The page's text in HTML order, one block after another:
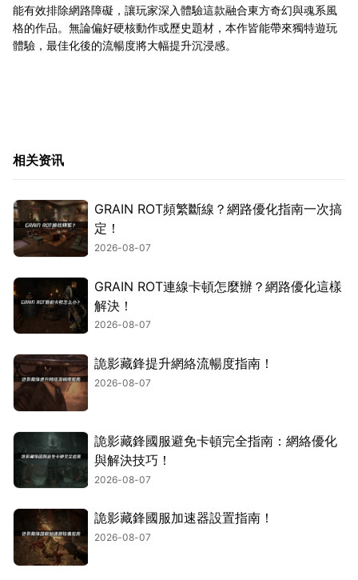
能有效排除網路障礙，讓玩家深入體驗這款融合東方奇幻與魂系風
格的作品。無論偏好硬核動作或歷史題材，本作皆能帶來獨特遊玩
體驗，最佳化後的流暢度將大幅提升沉浸感。
相关资讯
GRAIN ROT頻繁斷線？網路優化指南一次搞
定！
2026-08-07
GRAIN ROT連線卡頓怎麼辦？網路優化這樣
解決！
2026-08-07
詭影藏鋒提升網絡流暢度指南！
2026-08-07
詭影藏鋒國服避免卡頓完全指南：網絡優化
與解決技巧！
2026-08-07
詭影藏鋒國服加速器設置指南！
2026-08-07